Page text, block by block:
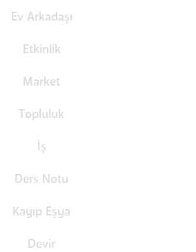
Ev Arkadaşı
Etkinlik
Market
Topluluk
İş
Ders Notu
Kayıp Eşya
Devir